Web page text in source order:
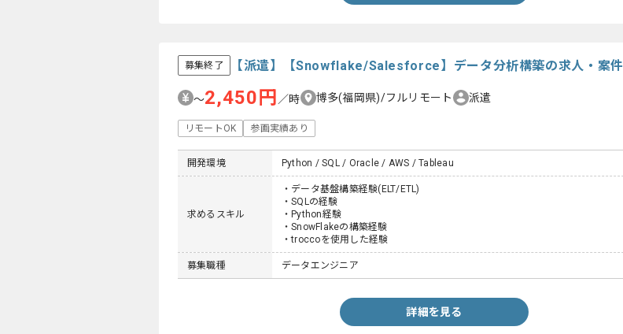
募集終了 【派遣】【Snowflake/Salesforce】データ分析構築の求人・案件
〜2,450円／時 博多(福岡県)/フルリモート 派遣
リモートOK 参画実績あり
開発環境 Python / SQL / Oracle / AWS / Tableau
求めるスキル
・データ基盤構築経験(ELT/ETL)
・SQLの経験
・Python経験
・SnowFlakeの構築経験
・troccoを使用した経験
募集職種 データエンジニア
詳細を見る